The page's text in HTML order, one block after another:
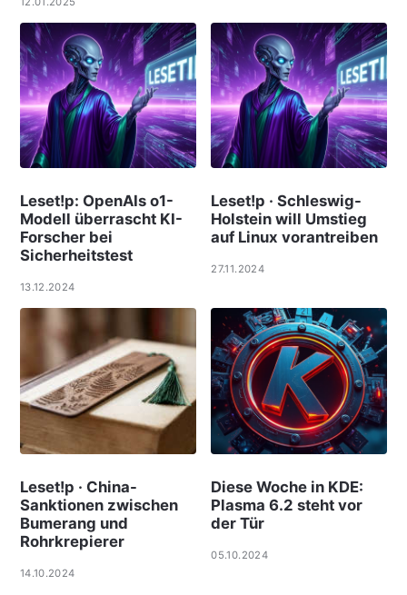
Leset!p: OpenAIs o1-
Modell überrascht KI-
Forscher bei
Sicherheitstest
13.12.2024
Leset!p · Schleswig-
Holstein will Umstieg
auf Linux vorantreiben
27.11.2024
Leset!p · China-
Sanktionen zwischen
Bumerang und
Rohrkrepierer
14.10.2024
Diese Woche in KDE:
Plasma 6.2 steht vor
der Tür
05.10.2024